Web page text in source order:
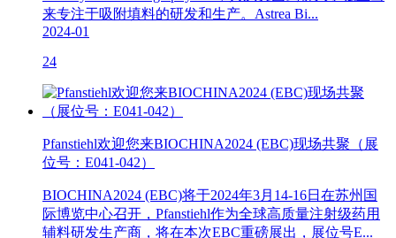
来专注于吸附填料的研发和生产。Astrea Bi...
2024-01
24
Pfanstiehl欢迎您来BIOCHINA2024 (EBC)现场共聚（展
位号：E041-042）
BIOCHINA2024 (EBC)将于2024年3月14-16日在苏州国
际博览中心召开，Pfanstiehl作为全球高质量注射级药用
辅料研发生产商，将在本次EBC重磅展出，展位号E...